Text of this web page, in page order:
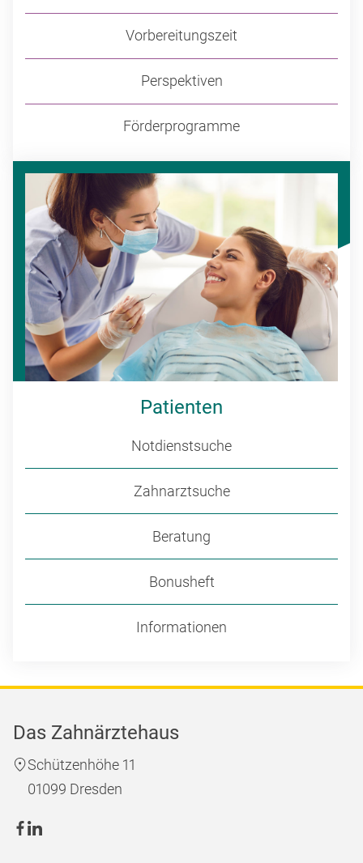
Vorbereitungszeit
Perspektiven
Förderprogramme
Patienten
Notdienstsuche
Zahnarztsuche
Beratung
Bonusheft
Informationen
Das Zahnärztehaus
Schützenhöhe 11
01099 Dresden